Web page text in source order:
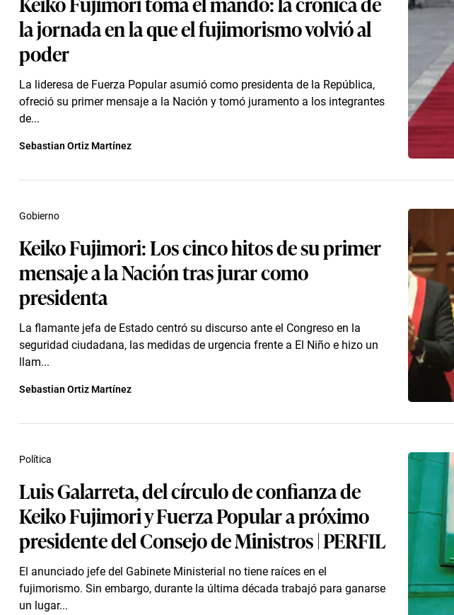
la jornada en la que el fujimorismo volvió al
poder
La lideresa de Fuerza Popular asumió como presidenta de la República,
ofreció su primer mensaje a la Nación y tomó juramento a los integrantes
de...
Sebastian Ortiz Martínez
Keiko Fujimori: Los cinco hitos de su primer
mensaje a la Nación tras jurar como
presidenta
La flamante jefa de Estado centró su discurso ante el Congreso en la
seguridad ciudadana, las medidas de urgencia frente a El Niño e hizo un
llam...
Gobierno
Sebastian Ortiz Martínez
Luis Galarreta, del círculo de confianza de
Keiko Fujimori y Fuerza Popular a próximo
presidente del Consejo de Ministros | PERFIL
El anunciado jefe del Gabinete Ministerial no tiene raíces en el
fujimorismo. Sin embargo, durante la última década trabajó para ganarse
un lugar...
Política